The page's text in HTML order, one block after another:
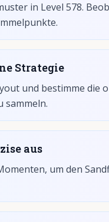
in Level 578.
Strategie
und bestimme die
sammeln.
aus
um den